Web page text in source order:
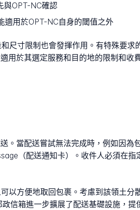
與OPT-NC確認
適用於OPT-NC自身的閾值之外
尺寸限制也會發揮作用。有特殊要求
用於其選定服務和目的地的限制和收
。當配送嘗試無法完成時，例如因為
（配送通知卡）。收件人必須在指
以方便地取回包裹。考慮到該領土分
信箱進一步擴展了配送基礎設施，提